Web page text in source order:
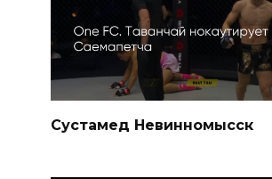
Сустамед Невинномысск